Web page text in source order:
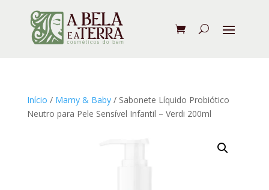
Início / Mamy & Baby/ Sabonete Líquido Probiótico
Neutro para Pele Sensível Infantil – Verdi 200ml